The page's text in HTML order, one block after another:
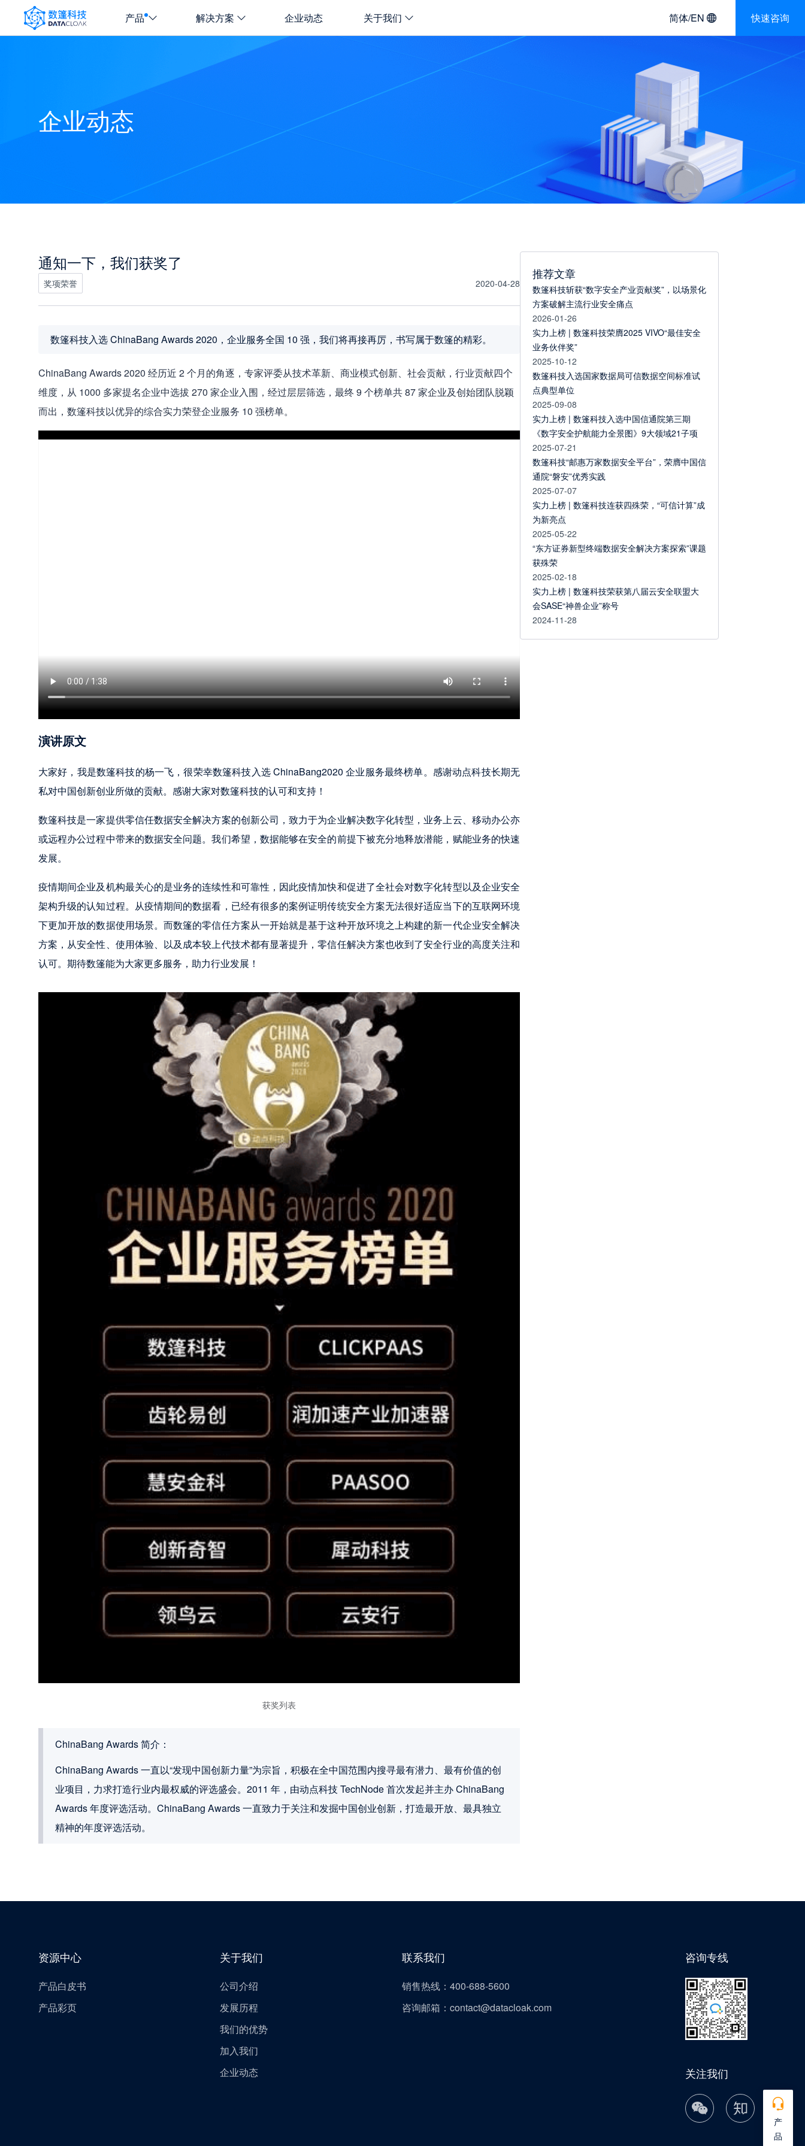
DATACLOAK
LOGO
产品 解决方案 企业动态 关于我们 简体/EN 快速咨询
企业动态
通知一下，我们获奖了
奖项荣誉 2020-04-28
数篷科技入选 ChinaBang Awards 2020，企业服务全国 10 强，我们将再接再厉，书写属于数篷的精彩。
ChinaBang Awards 2020 经历近 2 个月的角逐，专家评委从技术革新、商业模式创新、社会贡献，行业贡献四个
维度，从 1000 多家提名企业中选拔 270 家企业入围，经过层层筛选，最终 9 个榜单共 87 家企业及创始团队脱颖
而出，数篷科技以优异的综合实力荣登企业服务 10 强榜单。
演讲原文
大家好，我是数篷科技的杨一飞，很荣幸数篷科技入选 ChinaBang2020 企业服务最终榜单。感谢动点科技长期无
私对中国创新创业所做的贡献。感谢大家对数篷科技的认可和支持！
数篷科技是一家提供零信任数据安全解决方案的创新公司，致力于为企业解决数字化转型，业务上云、移动办公亦
或远程办公过程中带来的数据安全问题。我们希望，数据能够在安全的前提下被充分地释放潜能，赋能业务的快速
发展。
疫情期间企业及机构最关心的是业务的连续性和可靠性，因此疫情加快和促进了全社会对数字化转型以及企业安全
架构升级的认知过程。从疫情期间的数据看，已经有很多的案例证明传统安全方案无法很好适应当下的互联网环境
下更加开放的数据使用场景。而数篷的零信任方案从一开始就是基于这种开放环境之上构建的新一代企业安全解决
方案，从安全性、使用体验、以及成本较上代技术都有显著提升，零信任解决方案也收到了安全行业的高度关注和
认可。期待数篷能为大家更多服务，助力行业发展！
获奖列表
ChinaBang Awards 简介：
ChinaBang Awards 一直以“发现中国创新力量”为宗旨，积极在全中国范围内搜寻最有潜力、最有价值的创
业项目，力求打造行业内最权威的评选盛会。2011 年，由动点科技 TechNode 首次发起并主办 ChinaBang
Awards 年度评选活动。ChinaBang Awards 一直致力于关注和发掘中国创业创新，打造最开放、最具独立
精神的年度评选活动。
推荐文章
数篷科技斩获“数字安全产业贡献奖”，以场景化
方案破解主流行业安全痛点
2026-01-26
实力上榜 | 数篷科技荣膺2025 VIVO“最佳安全
业务伙伴奖”
2025-10-12
数篷科技入选国家数据局可信数据空间标准试
点典型单位
2025-09-08
实力上榜 | 数篷科技入选中国信通院第三期
《数字安全护航能力全景图》9大领域21子项
2025-07-21
数篷科技“邮惠万家数据安全平台”，荣膺中国信
通院“磐安”优秀实践
2025-07-07
实力上榜 | 数篷科技连获四殊荣，“可信计算”成
为新亮点
2025-05-22
“东方证券新型终端数据安全解决方案探索”课题
获殊荣
2025-02-18
实力上榜 | 数篷科技荣获第八届云安全联盟大
会SASE“神兽企业”称号
2024-11-28
资源中心
产品白皮书
产品彩页
关于我们
公司介绍
发展历程
我们的优势
加入我们
企业动态
联系我们
销售热线：400-688-5600
咨询邮箱：contact@datacloak.com
咨询专线
关注我们
产
品